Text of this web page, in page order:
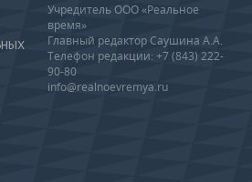
Учредитель ООО «Реальное
время»
Главный редактор Саушина А.А.
Телефон редакции: +7 (843) 222-
90-80
info@realnoevremya.ru